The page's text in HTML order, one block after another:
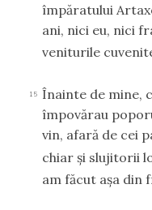
împăratului
ani, nici eu, nici
veniturile
15 Înainte de mine,
împovărau
vin, afară de cei
chiar şi slujitorii
am făcut aşa din